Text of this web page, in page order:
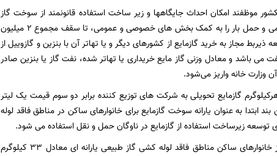
های نفت و کشور موظفند امکان احداث جایگاهها و زیر ساخت استفاده قانونمند از سوخت گاز
مایع ( LPG ) در ناوگان حمل و نقل با اولویت ناوگان عمومی و حمل بار را به کمک بخش های خصوصی و عمومی، تا سقف مجموع ۲ میلیون
مجاز به خرید گازمایع از کشورهای دیگر و یا تهاتر آن با بنزین و گازوییل از
باشد و معادل وزنی گاز مایع خریداری یا تهاتر شده، نفت گاز یا بنزین صادر
وزارت خانه واریز می‌شود.
بند رعایت شرایط ذیل الزامی است: ۱-قیمت هرکیلوگرم گازمایع تحویلی به شرکت های توزیع کننده برابر دو سوم قیمت یک لیتر
ابتدا به عنوان یارانه سوخت گازمایع برای خانوارهای ساکن در مناطق فاقد لوله
۲- سازمان برنامه و بودجه کشور موظف است به هر یک از خانوارهای ساکن مناطق فاقد لوله کشی گاز طبیعی یارانه ای معادل ۳۳ کیلوگرم